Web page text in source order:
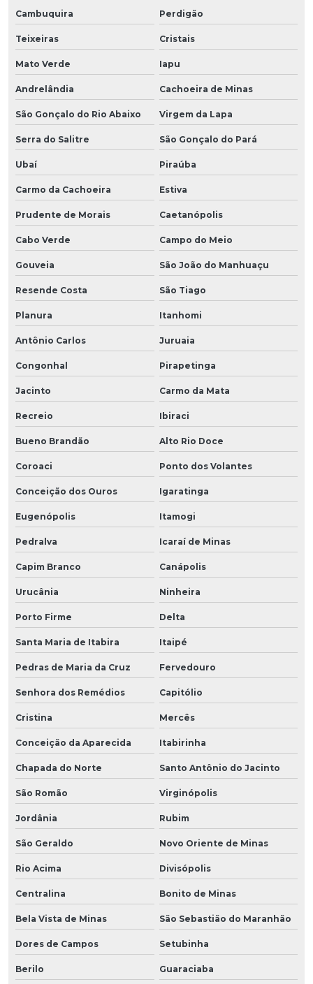
Cambuquira Perdigão
Teixeiras Cristais
Mato Verde Iapu
Andrelândia Cachoeira de Minas
São Gonçalo do Rio Abaixo Virgem da Lapa
Serra do Salitre São Gonçalo do Pará
Ubaí Piraúba
Carmo da Cachoeira Estiva
Prudente de Morais Caetanópolis
Cabo Verde Campo do Meio
Gouveia São João do Manhuaçu
Resende Costa São Tiago
Planura Itanhomi
Antônio Carlos Juruaia
Congonhal Pirapetinga
Jacinto Carmo da Mata
Recreio Ibiraci
Bueno Brandão Alto Rio Doce
Coroaci Ponto dos Volantes
Conceição dos Ouros Igaratinga
Eugenópolis Itamogi
Pedralva Icaraí de Minas
Capim Branco Canápolis
Urucânia Ninheira
Porto Firme Delta
Santa Maria de Itabira Itaipé
Pedras de Maria da Cruz Fervedouro
Senhora dos Remédios Capitólio
Cristina Mercês
Conceição da Aparecida Itabirinha
Chapada do Norte Santo Antônio do Jacinto
São Romão Virginópolis
Jordânia Rubim
São Geraldo Novo Oriente de Minas
Rio Acima Divisópolis
Centralina Bonito de Minas
Bela Vista de Minas São Sebastião do Maranhão
Dores de Campos Setubinha
Berilo Guaraciaba